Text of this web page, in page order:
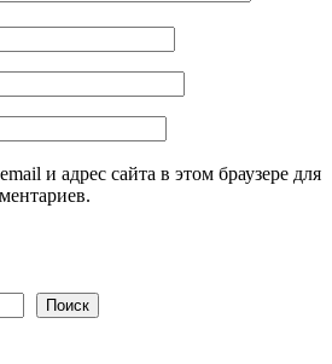
и адрес сайта в этом браузере для
Поиск